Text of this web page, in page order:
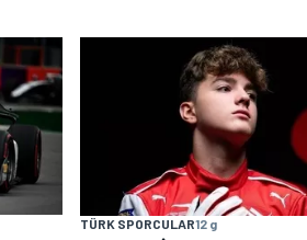
TÜRK SPORCULAR12 g